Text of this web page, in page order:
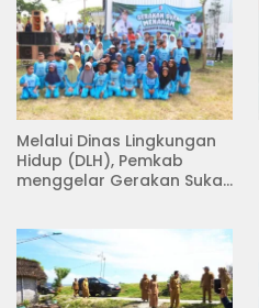
Melalui Dinas Lingkungan
Hidup (DLH), Pemkab
menggelar Gerakan Suka